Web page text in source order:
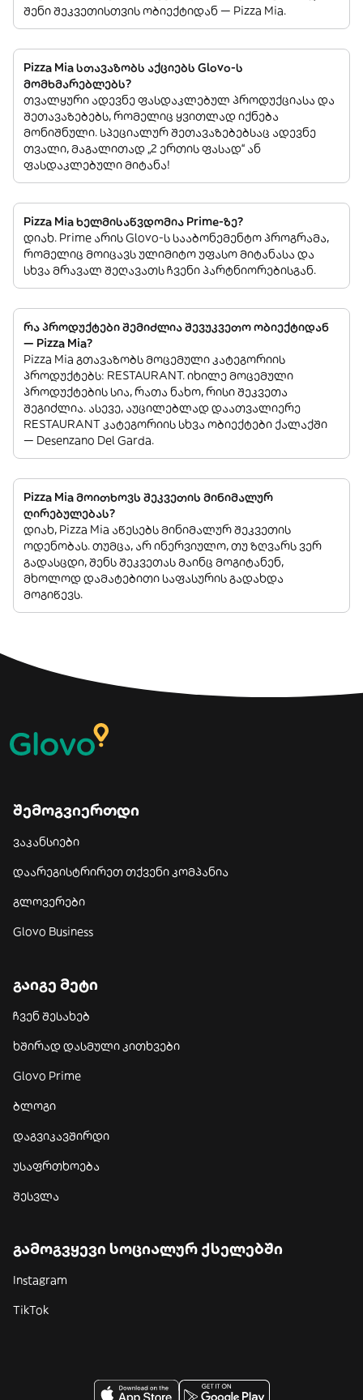
შენი შეკვეთისთვის ობიექტიდან — Pizza Mia.
Pizza Mia სთავაზობს აქციებს Glovo-ს
მომხმარებლებს?
თვალყური ადევნე ფასდაკლებულ პროდუქციასა და
შეთავაზებებს, რომელიც ყვითლად იქნება
მონიშნული. სპეციალურ შეთავაზებებსაც ადევნე
თვალი, მაგალითად „2 ერთის ფასად“ ან
ფასდაკლებული მიტანა!
Pizza Mia ხელმისაწვდომია Prime-ზე?
დიახ. Prime არის Glovo-ს სააბონემენტო პროგრამა,
რომელიც მოიცავს ულიმიტო უფასო მიტანასა და
სხვა მრავალ შეღავათს ჩვენი პარტნიორებისგან.
რა პროდუქტები შემიძლია შევუკვეთო ობიექტიდან
— Pizza Mia?
Pizza Mia გთავაზობს მოცემული კატეგორიის
პროდუქტებს: RESTAURANT. იხილე მოცემული
პროდუქტების სია, რათა ნახო, რისი შეკვეთა
შეგიძლია. ასევე, აუცილებლად დაათვალიერე
RESTAURANT კატეგორიის სხვა ობიექტები ქალაქში
— Desenzano Del Garda.
Pizza Mia მოითხოვს შეკვეთის მინიმალურ
ღირებულებას?
დიახ, Pizza Mia აწესებს მინიმალურ შეკვეთის
ოდენობას. თუმცა, არ ინერვიულო, თუ ზღვარს ვერ
გადასცდი, შენს შეკვეთას მაინც მოგიტანენ,
მხოლოდ დამატებითი საფასურის გადახდა
მოგიწევს.
შემოგვიერთდი
ვაკანსიები
დაარეგისტრირეთ თქვენი კომპანია
გლოვერები
Glovo Business
გაიგე მეტი
ჩვენ შესახებ
ხშირად დასმული კითხვები
Glovo Prime
ბლოგი
დაგვიკავშირდი
უსაფრთხოება
შესვლა
გამოგვყევი სოციალურ ქსელებში
Instagram
TikTok